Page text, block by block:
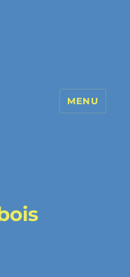
MENU